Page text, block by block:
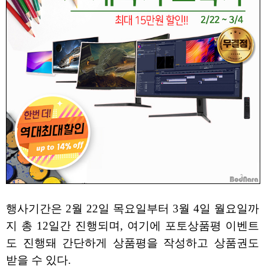
행사기간은 2월 22일 목요일부터 3월 4일 월요일까
지 총 12일간 진행되며, 여기에 포토상품평 이벤트
도 진행돼 간단하게 상품평을 작성하고 상품권도
받을 수 있다.